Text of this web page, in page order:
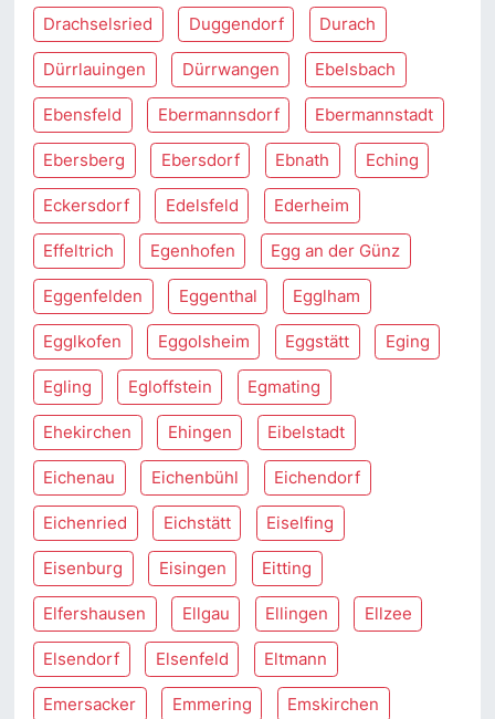
Drachselsried Duggendorf Durach
Dürrlauingen Dürrwangen Ebelsbach
Ebensfeld Ebermannsdorf Ebermannstadt
Ebersberg Ebersdorf Ebnath Eching
Eckersdorf Edelsfeld Ederheim
Effeltrich Egenhofen Egg an der Günz
Eggenfelden Eggenthal Egglham
Egglkofen Eggolsheim Eggstätt Eging
Egling Egloffstein Egmating
Ehekirchen Ehingen Eibelstadt
Eichenau Eichenbühl Eichendorf
Eichenried Eichstätt Eiselfing
Eisenburg Eisingen Eitting
Elfershausen Ellgau Ellingen Ellzee
Elsendorf Elsenfeld Eltmann
Emersacker Emmering Emskirchen